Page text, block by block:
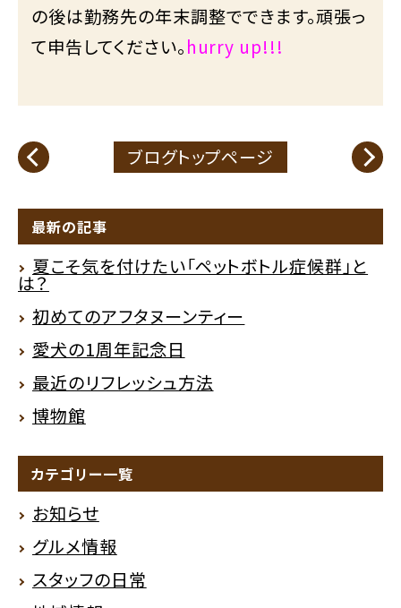
の後は勤務先の年末調整でできます。頑張っ
て申告してください。hurry up!!!
ブログトップページ
最新の記事
夏こそ気を付けたい「ペットボトル症候群」と
は？
初めてのアフタヌーンティー
愛犬の1周年記念日
最近のリフレッシュ方法
博物館
カテゴリー一覧
お知らせ
グルメ情報
スタッフの日常